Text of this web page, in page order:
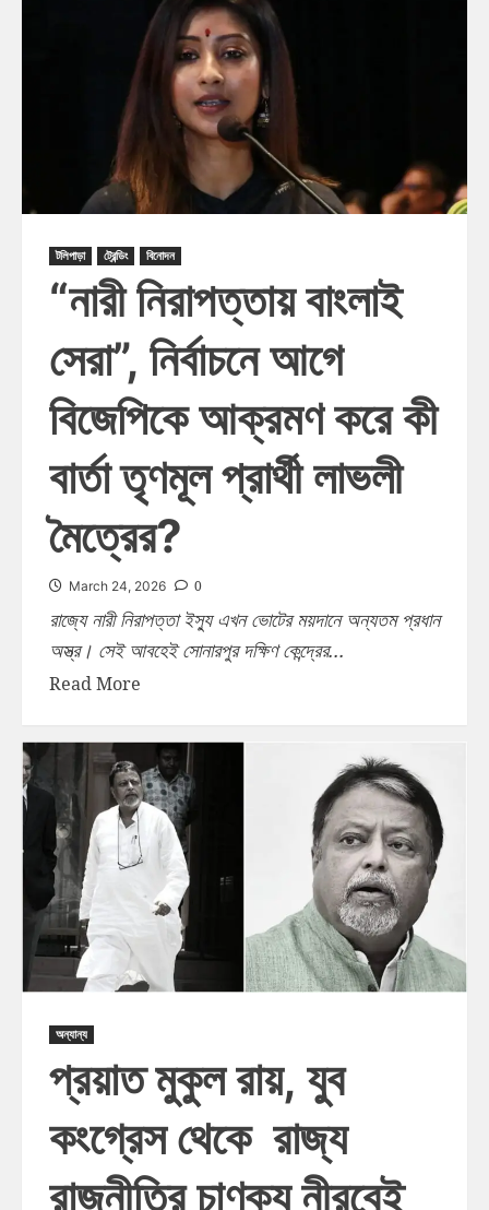
টলিপাড়া ট্রেন্ডিং বিনোদন
“নারী নিরাপত্তায় বাংলাই
সেরা”, নির্বাচনে আগে
বিজেপিকে আক্রমণ করে কী
বার্তা তৃণমূল প্রার্থী লাভলী
মৈত্রের?
March 24, 2026 0
রাজ্যে নারী নিরাপত্তা ইস্যু এখন ভোটের ময়দানে অন্যতম প্রধান
অস্ত্র। সেই আবহেই সোনারপুর দক্ষিণ কেন্দ্রের...
Read More
অন্যান্য
প্রয়াত মুকুল রায়, যুব
কংগ্রেস থেকে রাজ্য
রাজনীতির চাণক্য নীরবেই